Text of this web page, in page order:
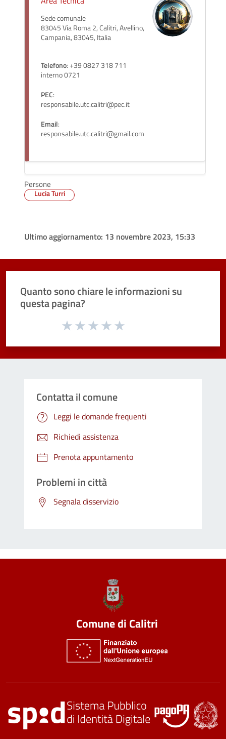
Sede comunale
83045 Via Roma 2, Calitri, Avellino,
Campania, 83045, Italia
Telefono: +39 0827 318 711
interno 0721
PEC:
responsabile.utc.calitri@pec.it
Email:
responsabile.utc.calitri@gmail.com
Persone
Lucia Turri
Ultimo aggiornamento: 13 novembre 2023, 15:33
Quanto sono chiare le informazioni su
questa pagina?
Valuta da 1 a 5 stelle la pagina
Contatta il comune
Leggi le domande frequenti
Richiedi assistenza
Prenota appuntamento
Problemi in città
Segnala disservizio
Comune di Calitri